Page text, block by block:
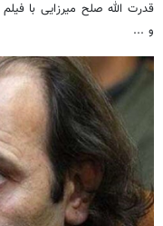
قدرت الله صلح میرزایی با
و ...